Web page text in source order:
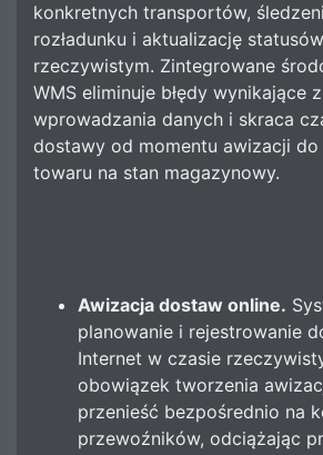
konkretnych transportów,
rozładunku i aktualizację
rzeczywistym. Zintegrowane
WMS eliminuje błędy wynikające
wprowadzania danych i skraca
dostawy od momentu awizacji
towaru na stan magazynowy.
Awizacja dostaw online.
planowanie i rejestrowanie
Internet w czasie
obowiązek tworzenia
przenieść bezpośrednio na
przewoźników, odciążając